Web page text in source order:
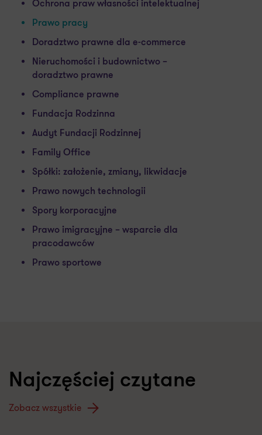
Ochrona praw własności intelektualnej
Prawo pracy
Doradztwo prawne dla e-commerce
Nieruchomości i budownictwo –
doradztwo prawne
Compliance prawne
Fundacja Rodzinna
Audyt Fundacji Rodzinnej
Family Office
Spółki: założenie, zmiany, likwidacje
Prawo nowych technologii
Spory korporacyjne
Prawo imigracyjne – wsparcie dla
pracodawców
Prawo sportowe
Najczęściej czytane
Zobacz wszystkie